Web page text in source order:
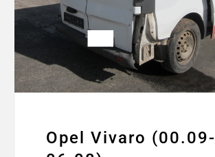
Opel Vivaro (00.09-